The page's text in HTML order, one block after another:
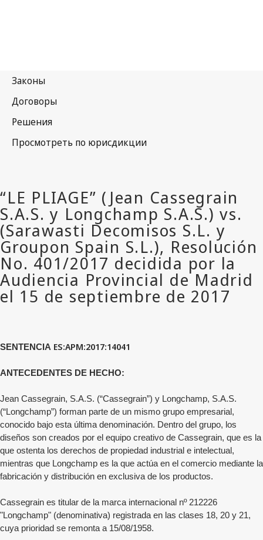
SENTENCIA ES:APM:2017:14041
ANTECEDENTES DE HECHO:
Jean Cassegrain, S.A.S. (“Cassegrain”) y Longchamp, S.A.S.
(“Longchamp”) forman parte de un mismo grupo empresarial,
conocido bajo esta última denominación. Dentro del grupo, los
diseños son creados por el equipo creativo de Cassegrain, que es la
que ostenta los derechos de propiedad industrial e intelectual,
mientras que Longchamp es la que actúa en el comercio mediante la
fabricación y distribución en exclusiva de los productos.
Cassegrain es titular de la marca internacional nº 212226
"Longchamp" (denominativa) registrada en las clases 18, 20 y 21,
cuya prioridad se remonta a 15/08/1958.